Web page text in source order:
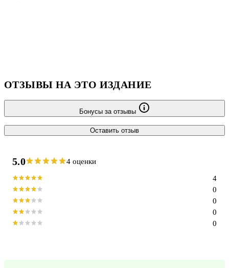
ОТЗЫВЫ НА ЭТО ИЗДАНИЕ
Бонусы за отзывы
Оставить отзыв
5.0 4 оценки
0
0
0
0
4